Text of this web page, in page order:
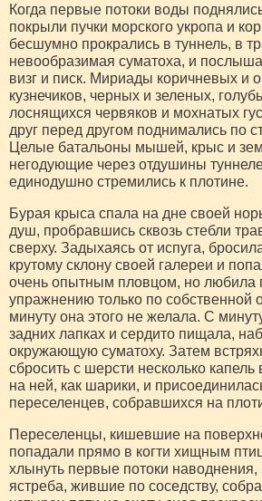
Когда первые потоки воды
покрыли пучки морского укропа и
бесшумно прокрались в туннель, в
невообразимая суматоха, и
визг и писк. Мириады коричневых и
кузнечиков, черных и зеленых,
лоснящихся червяков и мохнатых
друг перед другом поднимались по
Целые батальоны мышей, крыс и
негодующие через отдушины
единодушно стремились к плотине.
Бурая крыса спала на дне своей
душ, пробравшись сквозь стебли
сверху. Задыхаясь от испуга,
крутому склону своей галереи и
очень опытным пловцом, но любила
упражнению только по собственной
минуту она этого не желала. С
задних лапках и сердито пищала,
окружающую суматоху. Затем
сбросить с шерсти несколько
на ней, как шарики, и
переселенцев, собравшихся на
Переселенцы, кишевшие на
попадали прямо в когти хищным
хлынуть первые потоки наводнения,
ястреба, жившие по соседству,